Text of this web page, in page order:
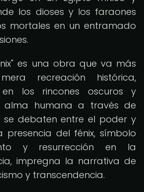
los dioses y los faraones
mortales en un entramado
es una obra que va más
recreación histórica,
en los rincones oscuros y
alma humana a través de
se debaten entre el poder y
presencia del fénix, símbolo
y resurrección en la
impregna la narrativa de
y transcendencia.